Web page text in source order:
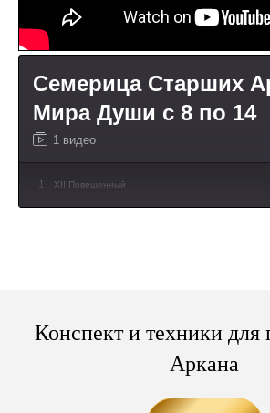
Семерица Старших
Мира Души с 8 по 14
1 видео
1 XII Повешенный
Конспект и техники для
Аркана